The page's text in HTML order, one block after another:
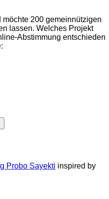
200 gemeinnützigen
lassen. Welches Projekt
Abstimmung entschieden
Probo Sayekti inspired by